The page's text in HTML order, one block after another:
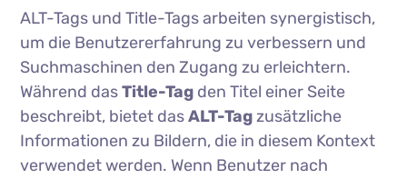
ALT-Tags und Title-Tags arbeiten synergistisch,
um die Benutzererfahrung zu verbessern und
Suchmaschinen den Zugang zu erleichtern.
Während dasTitle-Tag den Titel einer Seite
beschreibt, bietet dasALT-Tagzusätzliche
Informationen zu Bildern, die in diesem Kontext
verwendet werden. Wenn Benutzer nach